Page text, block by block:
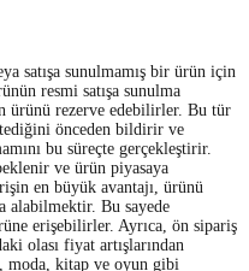
satışa sunulmamış bir ürün için
resmi satışa sunulma
ürünü rezerve edebilirler. Bu tür
önceden bildirir ve
bu süreçte gerçekleştirir.
ve ürün piyasaya
en büyük avantajı, ürünü
alabilmektir. Bu sayede
erişebilirler. Ayrıca, ön sipariş
olası fiyat artışlarından
moda, kitap ve oyun gibi